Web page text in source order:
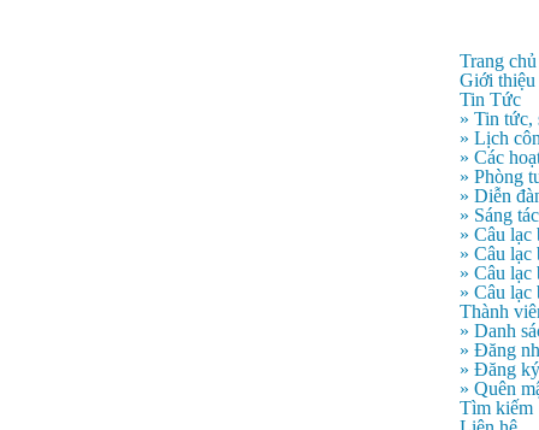
Trang chủ
Giới thiệu
Tin Tức
» Tin tức,
» Lịch
» Các
» Phòng
» Diễn
» Sáng
» Câu lạc
» Câu
» Câu lạc
» Câu lạc
Thành
» Danh
» Đăng
» Đăng ký
» Quên
Tìm kiếm